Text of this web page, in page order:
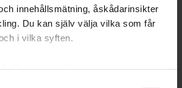
innehållsmätning, åskådarinsikter
Du kan själv välja vilka som får
i vilka syften.
Läs mer